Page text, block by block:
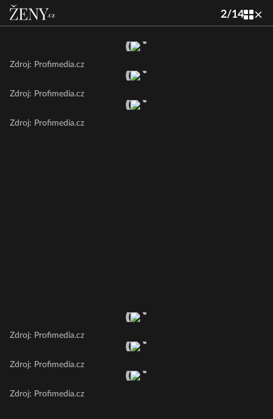
2/14
Zdroj: Profimedia.cz
Zdroj: Profimedia.cz
Zdroj: Profimedia.cz
Zdroj: Profimedia.cz
Zdroj: Profimedia.cz
Zdroj: Profimedia.cz